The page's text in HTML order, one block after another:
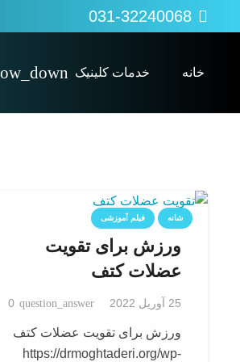
031-32240068
خانه خدمات کلینیک
شانه فیلم آموزشی
ورزش برای تقویت
عضلات کتف
25 آوریل 2022 question_answer
0
ورزش برای تقویت عضلات کتف
https://drmoghtaderi.org/wp-